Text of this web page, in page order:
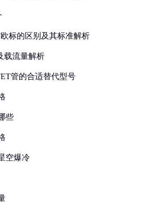
标的区别及其标准解析
载流量解析
管的合适替代型号
些
空爆冷